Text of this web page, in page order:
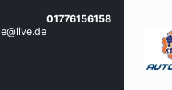
01776156158